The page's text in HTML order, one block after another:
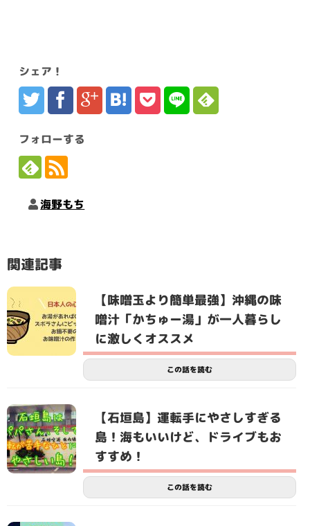
シェア！
フォローする
海野もち
関連記事
【味噌玉より簡単最強】沖縄の味
噌汁「かちゅー湯」が一人暮らし
に激しくオススメ
この話を読む
【石垣島】運転手にやさしすぎる
島！海もいいけど、ドライブもお
すすめ！
この話を読む